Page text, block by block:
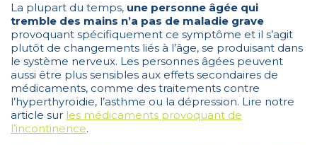
La plupart du temps, une personne âgée qui
tremble des mains n’a pas de maladie grave
provoquant spécifiquement ce symptôme et il s’agit
plutôt de changements liés à l’âge, se produisant dans
le système nerveux. Les personnes âgées peuvent
aussi être plus sensibles aux effets secondaires de
médicaments, comme des traitements contre
l’hyperthyroïdie, l’asthme ou la dépression. Lire notre
article sur les médicaments provoquant de
l’incontinence.